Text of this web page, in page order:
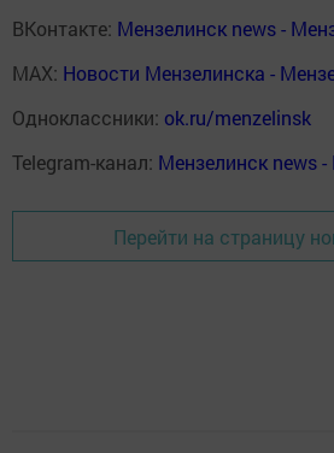
ВКонтакте: Мензелинск news -
MAX: Новости Мензелинска -
Одноклассники: ok.ru/menzelinsk
Telegram-канал: Мензелинск news
Перейти на страницу